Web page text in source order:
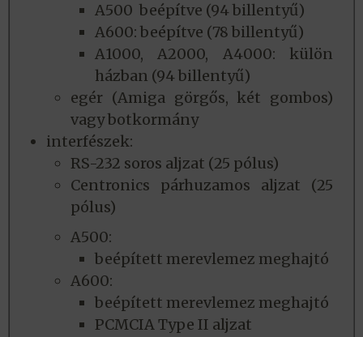
A500 beépítve (94 billentyű)
A600: beépítve (78 billentyű)
A1000, A2000, A4000: külön
házban (94 billentyű)
egér (Amiga görgős, két gombos)
vagy botkormány
interfészek:
RS-232 soros aljzat (25 pólus)
Centronics párhuzamos aljzat (25
pólus)
A500:
beépített merevlemez meghajtó
A600:
beépített merevlemez meghajtó
PCMCIA Type II aljzat